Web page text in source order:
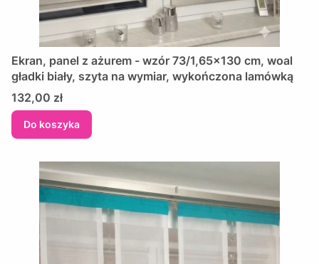
Ekran, panel z ażurem - wzór 73/1,65x130 cm, woal
gładki biały, szyta na wymiar, wykończona lamówką
Cena
132,00 zł
Do koszyka